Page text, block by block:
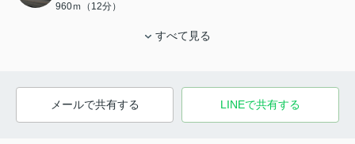
960ｍ（12分）
すべて見る
メールで共有する LINEで共有する